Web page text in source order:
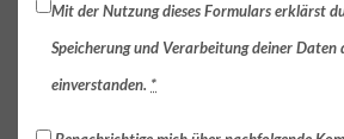
Mit der Nutzung dieses Formulars erklärst
Speicherung und Verarbeitung deiner Daten
einverstanden. *